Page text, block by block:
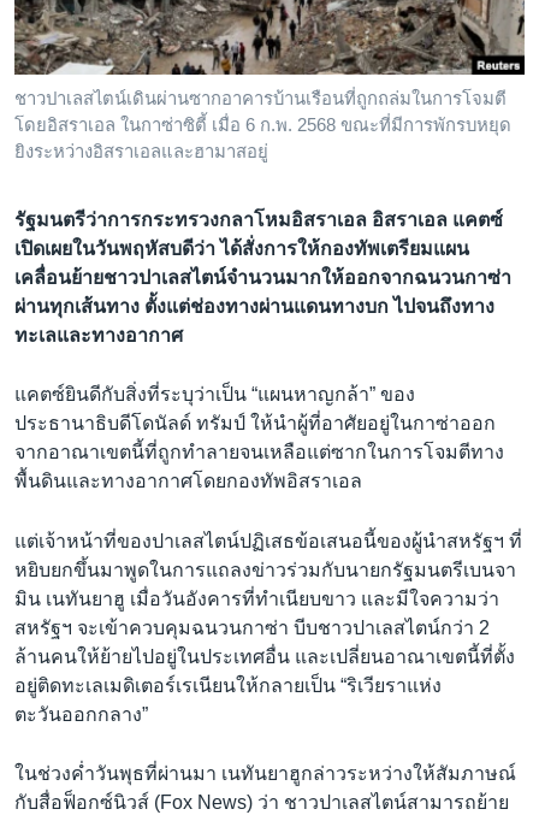
พอดคาสต์
ติดตามเรา
ชาวปาเลสไตน์เดินผ่านซากอาคารบ้านเรือนที่ถูกถล่มในการโจมตี
โดยอิสราเอล ในกาซ่าซิตี้ เมื่อ 6 ก.พ. 2568 ขณะที่มีการพักรบหยุด
ยิงระหว่างอิสราเอลและฮามาสอยู่
รัฐมนตรีว่าการกระทรวงกลาโหมอิสราเอล อิสราเอล แคตซ์
เปิดเผยในวันพฤหัสบดีว่า ได้สั่งการให้กองทัพเตรียมแผน
เคลื่อนย้ายชาวปาเลสไตน์จำนวนมากให้ออกจากฉนวนกาซ่า
ผ่านทุกเส้นทาง ตั้งแต่ช่องทางผ่านแดนทางบก ไปจนถึงทาง
ทะเลและทางอากาศ
แคตซ์ยินดีกับสิ่งที่ระบุว่าเป็น “แผนหาญกล้า” ของ
ประธานาธิบดีโดนัลด์ ทรัมป์ ให้นำผู้ที่อาศัยอยู่ในกาซ่าออก
จากอาณาเขตนี้ที่ถูกทำลายจนเหลือแต่ซากในการโจมตีทาง
พื้นดินและทางอากาศโดยกองทัพอิสราเอล
แต่เจ้าหน้าที่ของปาเลสไตน์ปฏิเสธข้อเสนอนี้ของผู้นำสหรัฐฯ ที่
หยิบยกขึ้นมาพูดในการแถลงข่าวร่วมกับนายกรัฐมนตรีเบนจา
มิน เนทันยาฮู เมื่อวันอังคารที่ทำเนียบขาว และมีใจความว่า
สหรัฐฯ จะเข้าควบคุมฉนวนกาซ่า บีบชาวปาเลสไตน์กว่า 2
ล้านคนให้ย้ายไปอยู่ในประเทศอื่น และเปลี่ยนอาณาเขตนี้ที่ตั้ง
อยู่ติดทะเลเมดิเตอร์เรเนียนให้กลายเป็น “ริเวียราแห่ง
ตะวันออกกลาง”
ในช่วงค่ำวันพุธที่ผ่านมา เนทันยาฮูกล่าวระหว่างให้สัมภาษณ์
กับสื่อฟ็อกซ์นิวส์ (Fox News) ว่า ชาวปาเลสไตน์สามารถย้าย